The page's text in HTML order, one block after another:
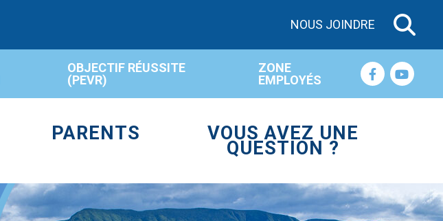
NOUS JOINDRE
OBJECTIF RÉUSSITE
(PEVR)
ZONE
EMPLOYÉS
PARENTS VOUS AVEZ UNE
QUESTION ?